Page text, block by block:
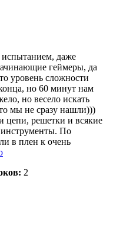
испытанием, даже
геймеры, да
уровень сложности
но 60 минут нам
но весело искать
мы не сразу нашли)))
цепи, решетки и всякие
инструменты. По
в плен к очень
2